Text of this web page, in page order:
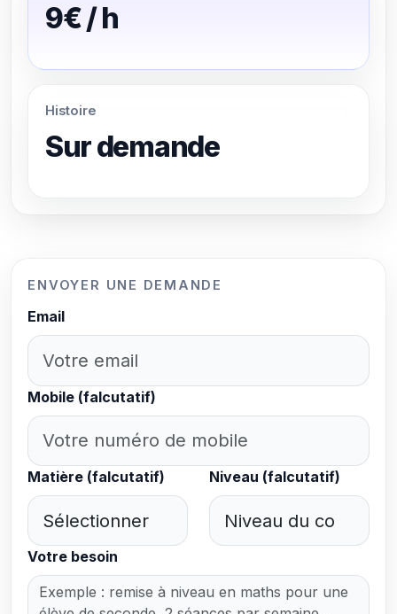
9€ / h
Histoire
Sur demande
ENVOYER UNE DEMANDE
Email
Mobile (falcutatif)
Matière (falcutatif) Niveau (falcutatif)
Votre besoin